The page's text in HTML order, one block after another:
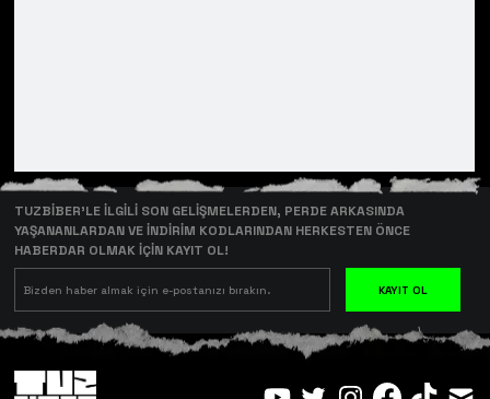
TUZBİBER’LE İLGİLİ SON GELİŞMELERDEN, PERDE ARKASINDA
YAŞANANLARDAN VE İNDİRİM KODLARINDAN HERKESTEN ÖNCE
HABERDAR OLMAK İÇİN KAYIT OL!
KAYIT OL